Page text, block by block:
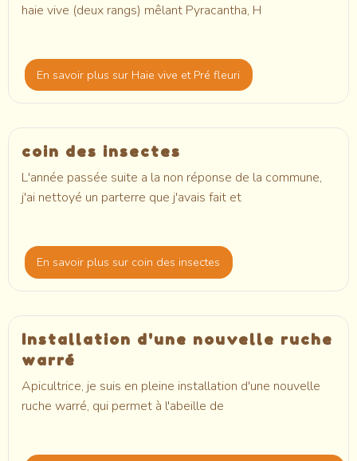
haie vive (deux rangs) mêlant Pyracantha, H
En savoir plussur Haie vive et Pré fleuri
coin des insectes
L'année passée suite a la non réponse de la commune,
j'ai nettoyé un parterre que j'avais fait et
En savoir plussur coin des insectes
Installation d'une nouvelle ruche
warré
Apicultrice, je suis en pleine installation d'une nouvelle
ruche warré, qui permet à l'abeille de